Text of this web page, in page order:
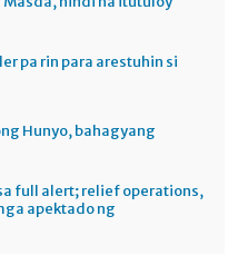
pa rin para arestuhin si
Hunyo, bahagyang
full alert; relief operations,
apektado ng